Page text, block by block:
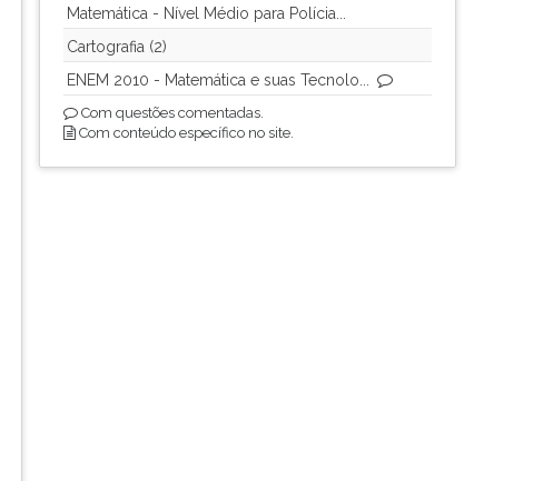
Matemática - Nível Médio para Polícia...
Cartografia (2)
ENEM 2010 - Matemática e suas Tecnolo...
Com questões comentadas.
Com conteúdo específico no site.